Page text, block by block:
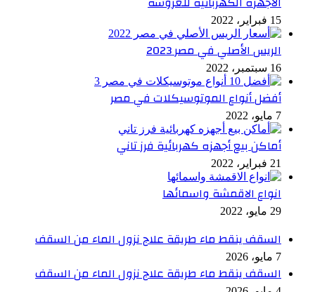
15 فبراير، 2022
الريس الأصلي في مصر 2023
16 سبتمبر، 2022
أفضل أنواع الموتوسيكلات في مصر
7 مايو، 2022
أماكن بيع أجهزه كهربائية فرز تاني
21 فبراير، 2022
انواع الاقمشة واسمائها
29 مايو، 2022
السقف ينقط ماء طريقة علاج نزول الماء من السقف
7 مايو، 2026
السقف ينقط ماء طريقة علاج نزول الماء من السقف